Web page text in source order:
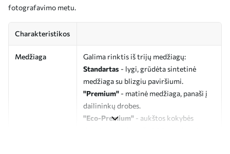
fotografavimo metu.
Charakteristikos
Medžiaga
Galima rinktis iš trijų medžiagų:
Standartas - lygi, grūdėta sintetinė
medžiaga su blizgiu paviršiumi.
"Premium" - matinė medžiaga, panaši į
dailininkų drobes.
"Eco-Premium" - aukštos kokybės